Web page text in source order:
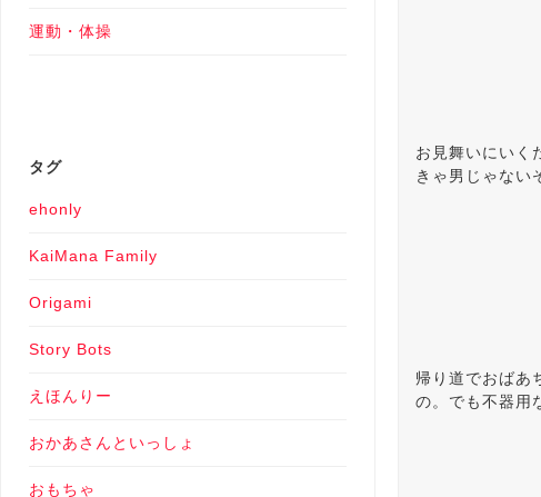
お見舞いにいく
きゃ男じゃない
帰り道でおばあ
の。でも不器用
運動・体操
タグ
ehonly
KaiMana Family
Origami
Story Bots
えほんりー
おかあさんといっしょ
おもちゃ